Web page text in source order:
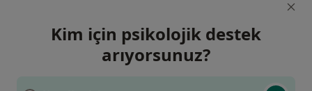
Kim için psikolojik destek
arıyorsunuz?